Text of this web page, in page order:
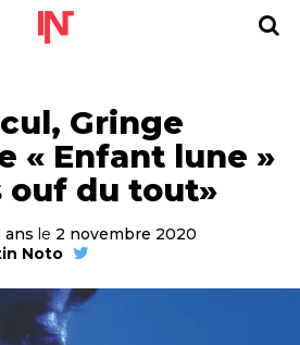
Gringe
« Enfant lune »
ouf du tout»
ans le 2 novembre 2020
Noto